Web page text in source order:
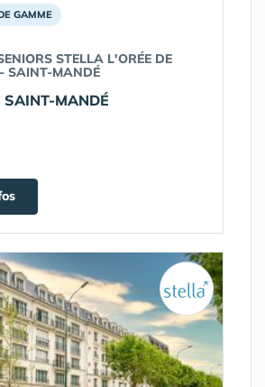
GAMME
STELLA L'ORÉE DE
SAINT-MANDÉ
MANDÉ